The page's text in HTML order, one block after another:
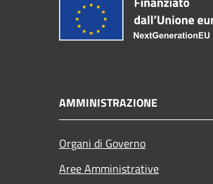
AMMINISTRAZIONE
Organi di Governo
Aree Amministrative